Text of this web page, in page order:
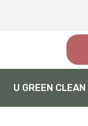
U GREEN CLEAN